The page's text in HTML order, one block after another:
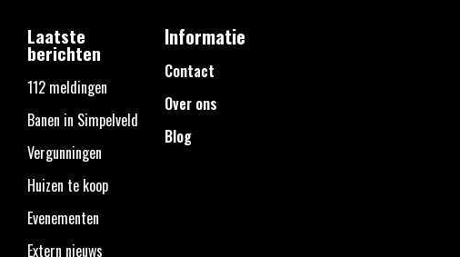
Laatste
berichten
112 meldingen
Banen in Simpelveld
Vergunningen
Huizen te koop
Evenementen
Extern nieuws
Informatie
Contact
Over ons
Blog